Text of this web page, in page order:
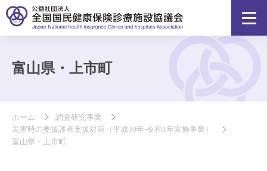
富山県・上市町
ホーム
調査研究事業
災害時の要援護者支援対策（平成30年-令和1年実施事業）
富山県・上市町